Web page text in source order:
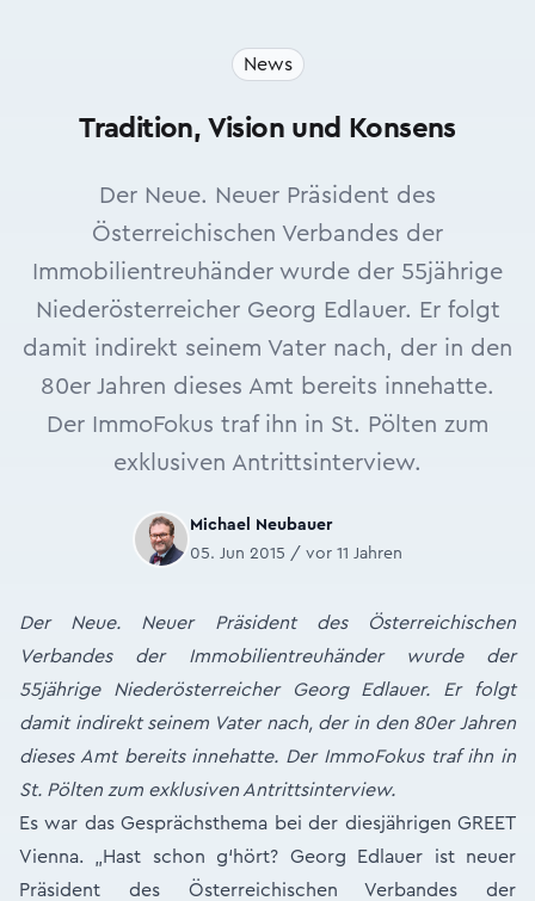
News
Tradition, Vision und Konsens
Der Neue. Neuer Präsident des
Österreichischen Verbandes der
Immobilientreuhänder wurde der 55jährige
Niederösterreicher Georg Edlauer. Er folgt
damit indirekt seinem Vater nach, der in den
80er Jahren dieses Amt bereits innehatte.
Der ImmoFokus traf ihn in St. Pölten zum
exklusiven Antrittsinterview.
Michael Neubauer
05. Jun 2015 / vor 11 Jahren
Der Neue. Neuer Präsident des Österreichischen
Verbandes der Immobilientreuhänder wurde der
55jährige Niederösterreicher Georg Edlauer. Er folgt
damit indirekt seinem Vater nach, der in den 80er Jahren
dieses Amt bereits innehatte. Der ImmoFokus traf ihn in
St. Pölten zum exklusiven Antrittsinterview.
Es war das Gesprächsthema bei der diesjährigen GREET
Vienna. „Hast schon g‘hört? Georg Edlauer ist neuer
Präsident des Österreichischen Verbandes der